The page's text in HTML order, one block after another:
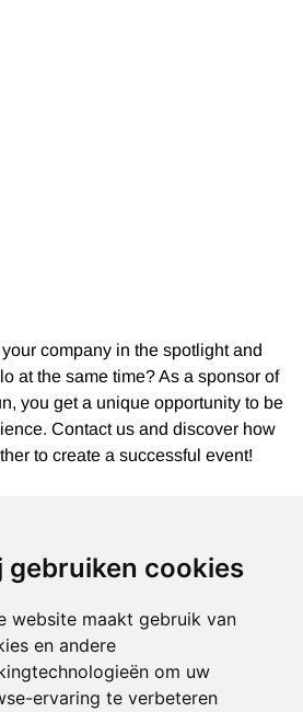
gebruiken cookies
website maakt gebruik van
en andere
om uw
ervaring te verbeteren
company in the spotlight and
at the same time? As a sponsor of
you get a unique opportunity to be
Contact us and discover how
to create a successful event!